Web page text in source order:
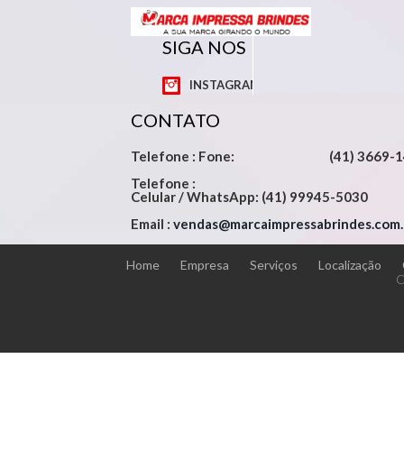
SIGA NOS
INSTAGRAM
CONTATO
Telefone : Fone: (41) 3669-
Telefone :
Celular / WhatsApp: (41) 99945-5030
Email :
Home Empresa Serviços Localização